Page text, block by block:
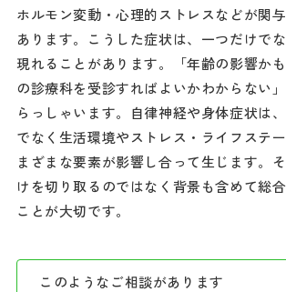
ホルモン変動・心理的ストレスなどが関
あります。こうした症状は、一つだけで
現れることがあります。「年齢の影響か
の診療科を受診すればよいかわからない
らっしゃいます。自律神経や身体症状は
でなく生活環境やストレス・ライフステ
まざまな要素が影響し合って生じます。
けを切り取るのではなく背景も含めて総
ことが大切です。
このようなご相談があります